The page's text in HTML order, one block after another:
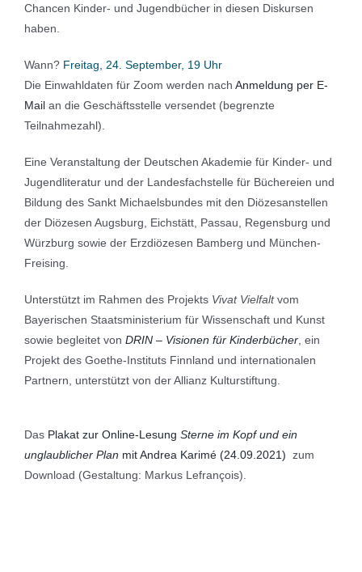
Chancen Kinder- und Jugendbücher in diesen Diskursen
haben.
Wann? Freitag, 24. September, 19 Uhr
Die Einwahldaten für Zoom werden nach Anmeldung per E-
Mail an die Geschäftsstelle versendet (begrenzte
Teilnahmezahl).
Eine Veranstaltung der Deutschen Akademie für Kinder- und
Jugendliteratur und der Landesfachstelle für Büchereien und
Bildung des Sankt Michaelsbundes mit den Diözesanstellen
der Diözesen Augsburg, Eichstätt, Passau, Regensburg und
Würzburg sowie der Erzdiözesen Bamberg und München-
Freising.
Unterstützt im Rahmen des Projekts Vivat Vielfaltvom
Bayerischen Staatsministerium für Wissenschaft und Kunst
sowie begleitet von DRIN – Visionen für Kinderbücher , ein
Projekt des Goethe-Instituts Finnland und internationalen
Partnern, unterstützt von der Allianz Kulturstiftung.
Das Plakat zur Online-Lesung Sterne im Kopf und ein
unglaublicher Plan mit Andrea Karimé (24.09.2021) zum
Download (Gestaltung: Markus Lefrançois).